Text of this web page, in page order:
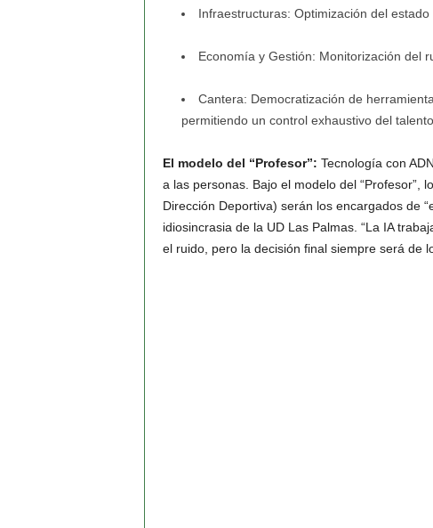
Infraestructuras: Optimización del
Economía y Gestión: Monitorización del
Cantera: Democratización de
permitiendo un control exhaustivo del talento
El modelo del “Profesor”: Tecnología con
a las personas. Bajo el modelo del “Profesor”,
Dirección Deportiva) serán los encargados de
idiosincrasia de la UD Las Palmas. “La IA
el ruido, pero la decisión final siempre será de